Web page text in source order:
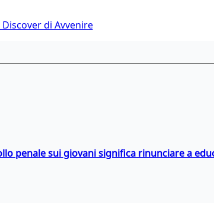
di Avvenire
penale sui giovani significa rinunciare a